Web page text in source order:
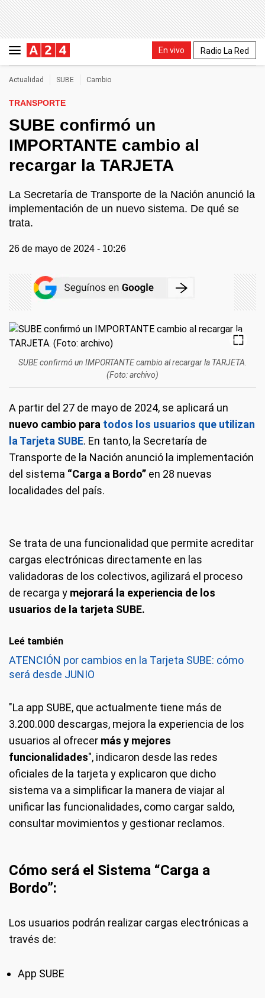
En vivo Radio La Red
Actualidad SUBE Cambio
TRANSPORTE
SUBE confirmó un
IMPORTANTE cambio al
recargar la TARJETA
La Secretaría de Transporte de la Nación anunció la
implementación de un nuevo sistema. De qué se
trata.
26 de mayo de 2024 - 10:26
SUBE confirmó un IMPORTANTE cambio al recargar la TARJETA.
(Foto: archivo)
A partir del 27 de mayo de 2024, se aplicará un
nuevo cambio para todos los usuarios que utilizan
la Tarjeta SUBE. En tanto, la Secretaría de
Transporte de la Nación anunció la implementación
del sistema “Carga a Bordo” en 28 nuevas
localidades del país.
Se trata de una funcionalidad que permite acreditar
cargas electrónicas directamente en las
validadoras de los colectivos, agilizará el proceso
de recarga y mejorará la experiencia de los
usuarios de la tarjeta SUBE.
Leé también
ATENCIÓN por cambios en la Tarjeta SUBE: cómo
será desde JUNIO
"La app SUBE, que actualmente tiene más de
3.200.000 descargas, mejora la experiencia de los
usuarios al ofrecer más y mejores
funcionalidades", indicaron desde las redes
oficiales de la tarjeta y explicaron que dicho
sistema va a simplificar la manera de viajar al
unificar las funcionalidades, como cargar saldo,
consultar movimientos y gestionar reclamos.
Cómo será el Sistema “Carga a
Bordo”:
Los usuarios podrán realizar cargas electrónicas a
través de:
App SUBE